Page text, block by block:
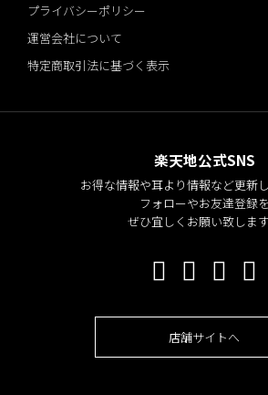
プライバシーポリシー
運営会社について
特定商取引法に基づく表示
楽天地公式SNS
お得な情報や耳より情報など更新し
フォローやお友達登録を
ぜひ宜しくお願い致します
店舗サイトへ